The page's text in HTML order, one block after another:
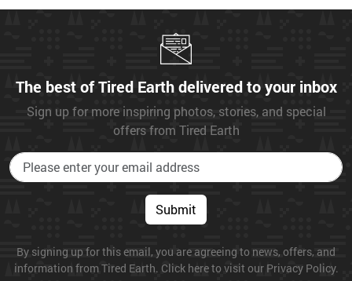
The best of Tired Earth delivered to your inbox
Sign up for more inspiring photos, stories, and special
offers from Tired Earth
Submit
By signing up for this email, you are agreeing to news, offers, and
information from Tired Earth. Click here to visit our Privacy Policy.